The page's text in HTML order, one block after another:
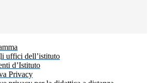
uffici dell’istituto
d’Istituto
Privacy